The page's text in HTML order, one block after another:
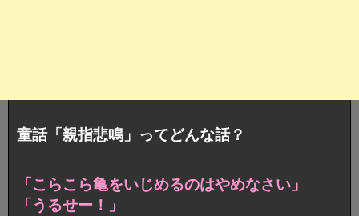
童話「親指悲鳴」ってどんな話？
「こらこら亀をいじめるのはやめなさい」
「うるせー！」